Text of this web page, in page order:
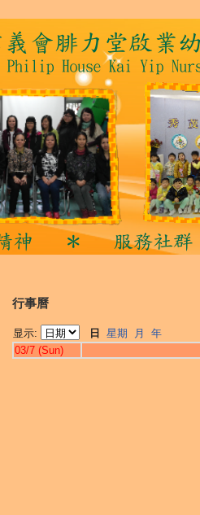
行事曆
显示: 日 星期 月
年
03/7 (Sun)